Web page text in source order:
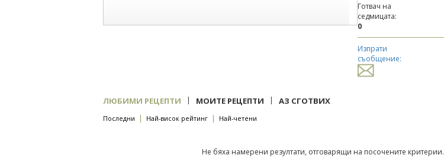
Готвач на
седмицата:
0
Изпрати
съобщение:
ЛЮБИМИ РЕЦЕПТИ | МОИТЕ РЕЦЕПТИ | АЗ СГОТВИХ
Последни | Най-висок рейтинг | Най-четени
Не бяха намерени резултати, отговарящи на посочените критерии.